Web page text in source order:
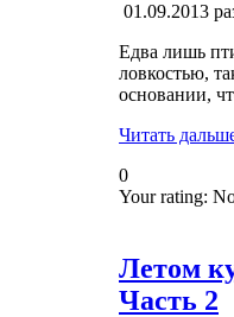
01.09.2013
Едва лишь
ловкостью,
основании,
Читать
0
Your rating:
Летом
Часть 2